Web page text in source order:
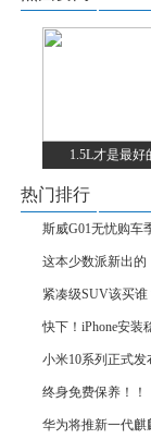
1.5L才是最好
热门排行
斯威G01无忧购车
这本少数派新出的
紧凑级SUV该买
快下！iPhone安装
小米10系列正式发
终身免费保养！！
华为将推新一代麒